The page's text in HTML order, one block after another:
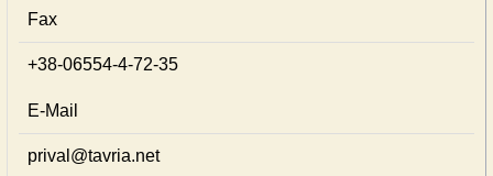
Fax
+38-06554-4-72-35
E-Mail
prival@tavria.net